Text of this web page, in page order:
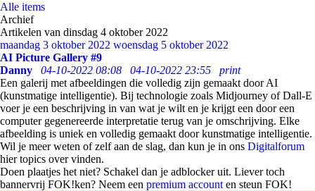
Alle items
Archief
Artikelen van dinsdag 4 oktober 2022
maandag 3 oktober 2022 woensdag 5 oktober 2022
AI Picture Gallery #9
Danny
04-10-2022 08:08 04-10-2022 23:55
print
Een galerij met afbeeldingen die volledig zijn gemaakt door AI
(kunstmatige intelligentie). Bij technologie zoals Midjourney of Dall-E
voer je een beschrijving in van wat je wilt en je krijgt een door een
computer gegenereerde interpretatie terug van je omschrijving. Elke
afbeelding is uniek en volledig gemaakt door kunstmatige intelligentie.
Wil je meer weten of zelf aan de slag, dan kun je in ons Digitalforum
hier topics over vinden.
Doen plaatjes het niet? Schakel dan je adblocker uit. Liever toch
bannervrij FOK!ken? Neem een premium account en steun FOK!